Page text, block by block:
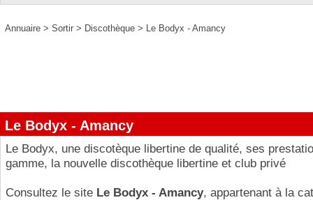
Annuaire > Sortir > Discothèque > Le Bodyx - Amancy
Le Bodyx - Amancy
Le Bodyx, une discotèque libertine de qualité, ses
gamme, la nouvelle discothèque libertine et club privé
Consultez le site Le Bodyx - Amancy, appartenant à la